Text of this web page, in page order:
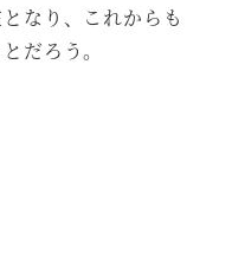
なり、これからも
だろう。